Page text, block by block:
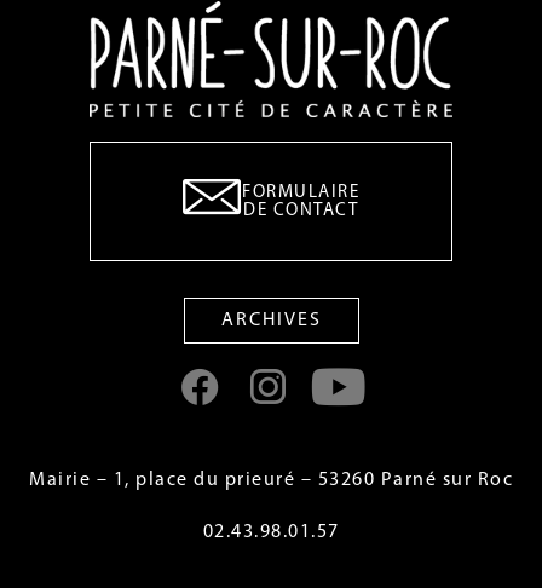
FORMULAIRE
DE CONTACT
ARCHIVES
Mairie – 1, place du prieuré – 53260 Parné sur Roc
02.43.98.01.57